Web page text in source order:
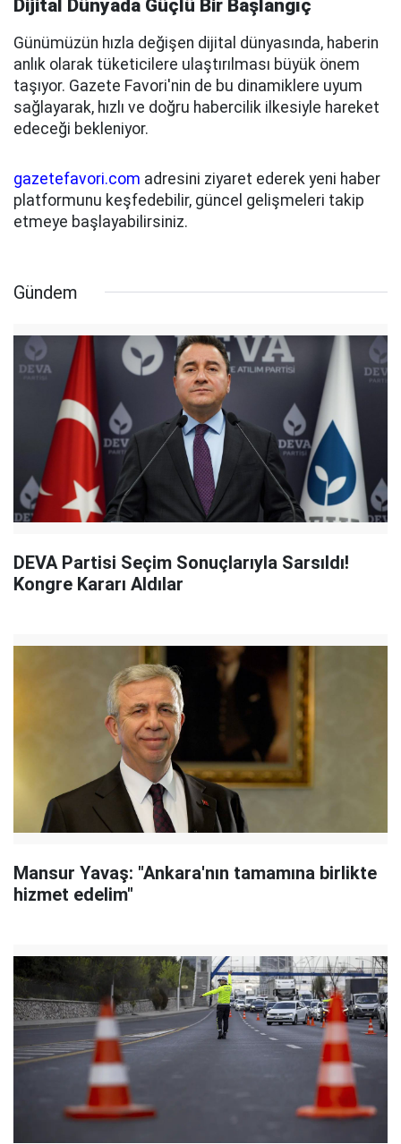
Dijital Dünyada Güçlü Bir Başlangıç
Günümüzün hızla değişen dijital dünyasında, haberin
anlık olarak tüketicilere ulaştırılması büyük önem
taşıyor. Gazete Favori'nin de bu dinamiklere uyum
sağlayarak, hızlı ve doğru habercilik ilkesiyle hareket
edeceği bekleniyor.
gazetefavori.com adresini ziyaret ederek yeni haber
platformunu keşfedebilir, güncel gelişmeleri takip
etmeye başlayabilirsiniz.
Gündem
DEVA Partisi Seçim Sonuçlarıyla Sarsıldı!
Kongre Kararı Aldılar
Mansur Yavaş: "Ankara'nın tamamına birlikte
hizmet edelim"